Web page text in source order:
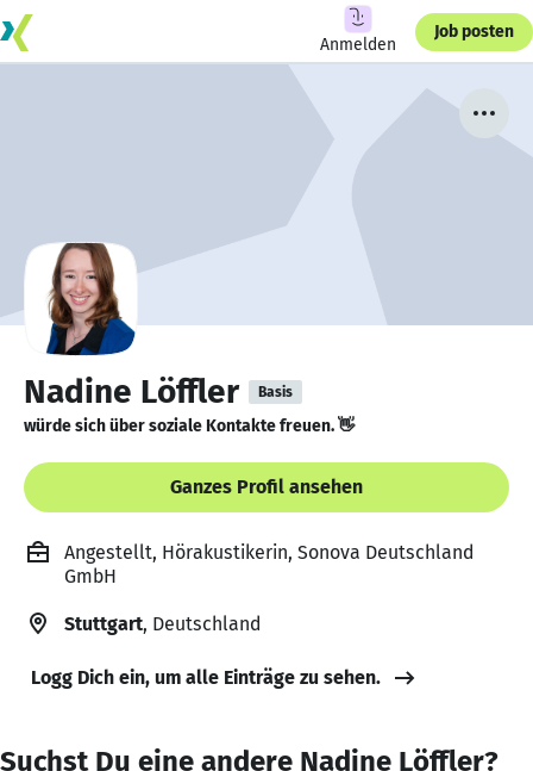
Anmelden
Job posten
Nadine Löffler Basis
würde sich über soziale Kontakte freuen. 👋
Ganzes Profil ansehen
Angestellt, Hörakustikerin, Sonova Deutschland
GmbH
Stuttgart, Deutschland
Logg Dich ein, um alle Einträge zu sehen.
Suchst Du eine andere Nadine Löffler?